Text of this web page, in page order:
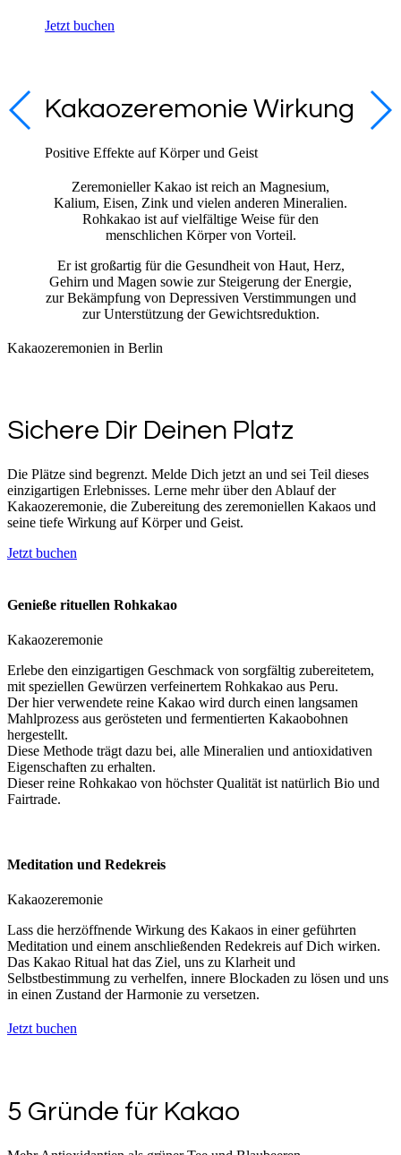
Jetzt buchen
Kakaozeremonie Wirkung
Positive Effekte auf Körper und Geist
Zeremonieller Kakao ist reich an Magnesium,
Kalium, Eisen, Zink und vielen anderen Mineralien.
Rohkakao ist auf vielfältige Weise für den
menschlichen Körper von Vorteil.
Er ist großartig für die Gesundheit von Haut, Herz,
Gehirn und Magen sowie zur Steigerung der Energie,
zur Bekämpfung von Depressiven Verstimmungen und
zur Unterstützung der Gewichtsreduktion.
Kakaozeremonien in Berlin
Sichere Dir Deinen Platz
Die Plätze sind begrenzt. Melde Dich jetzt an und sei Teil dieses
einzigartigen Erlebnisses. Lerne mehr über den Ablauf der
Kakaozeremonie, die Zubereitung des zeremoniellen Kakaos und
seine tiefe Wirkung auf Körper und Geist.
Jetzt buchen
Genieße rituellen Rohkakao
Kakaozeremonie
Erlebe den einzigartigen Geschmack von sorgfältig zubereitetem,
mit speziellen Gewürzen verfeinertem Rohkakao aus Peru.
Der hier verwendete reine Kakao wird durch einen langsamen
Mahlprozess aus gerösteten und fermentierten Kakaobohnen
hergestellt.
Diese Methode trägt dazu bei, alle Mineralien und antioxidativen
Eigenschaften zu erhalten.
Dieser reine Rohkakao von höchster Qualität ist natürlich Bio und
Fairtrade.
Meditation und Redekreis
Kakaozeremonie
Lass die herzöffnende Wirkung des Kakaos in einer geführten
Meditation und einem anschließenden Redekreis auf Dich wirken.
Das Kakao Ritual hat das Ziel, uns zu Klarheit und
Selbstbestimmung zu verhelfen, innere Blockaden zu lösen und uns
in einen Zustand der Harmonie zu versetzen.
Jetzt buchen
5 Gründe für Kakao